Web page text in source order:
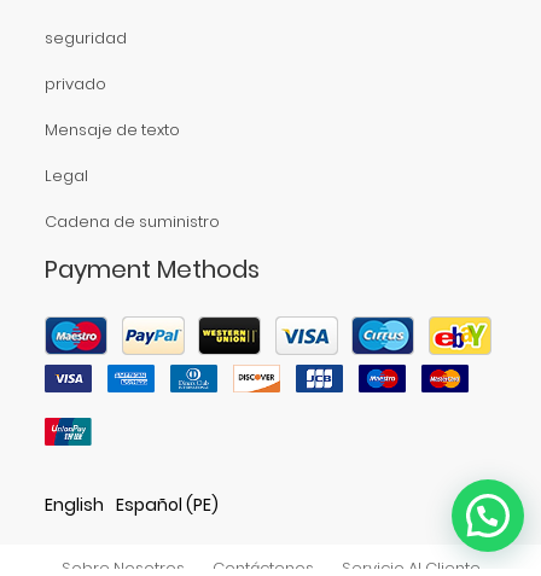
seguridad
privado
Mensaje de texto
Legal
Cadena de suministro
Payment Methods
English Español (PE)
Sobre Nosotros Contáctenos Servicio Al Cliente